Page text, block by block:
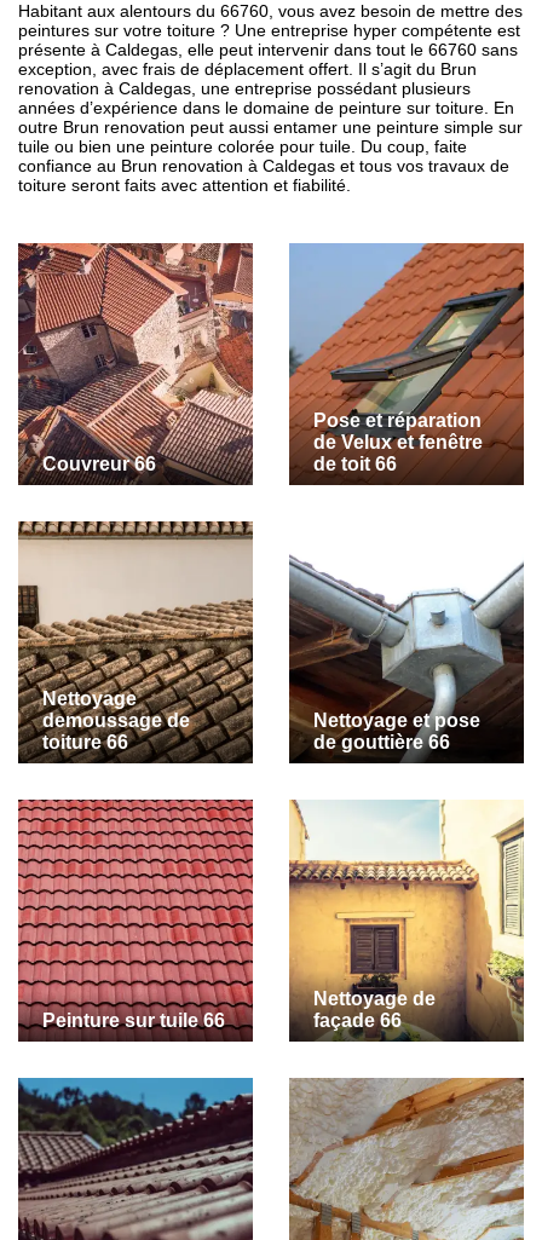
Habitant aux alentours du 66760, vous avez besoin de mettre des
peintures sur votre toiture ? Une entreprise hyper compétente est
présente à Caldegas, elle peut intervenir dans tout le 66760 sans
exception, avec frais de déplacement offert. Il s’agit du Brun
renovation à Caldegas, une entreprise possédant plusieurs
années d’expérience dans le domaine de peinture sur toiture. En
outre Brun renovation peut aussi entamer une peinture simple sur
tuile ou bien une peinture colorée pour tuile. Du coup, faite
confiance au Brun renovation à Caldegas et tous vos travaux de
toiture seront faits avec attention et fiabilité.
Couvreur 66
Pose et réparation
de Velux et fenêtre
de toit 66
Nettoyage
demoussage de
toiture 66
Nettoyage et pose
de gouttière 66
Peinture sur tuile 66
Nettoyage de
façade 66